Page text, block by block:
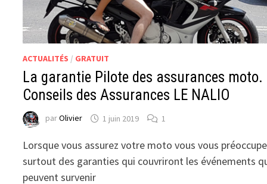
ACTUALITÉS / GRATUIT
La garantie Pilote des assurances moto.
Conseils des Assurances LE NALIO
parOlivier 1 juin 2019 1
Lorsque vous assurez votre moto vous vous
surtout des garanties qui couvriront les événements
peuvent survenir